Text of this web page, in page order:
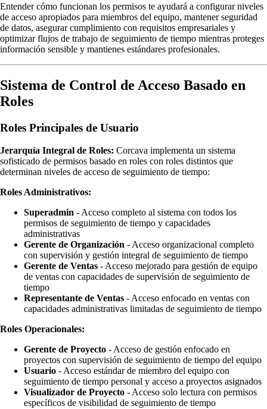
Entender cómo funcionan los permisos te ayudará a configurar niveles
de acceso apropiados para miembros del equipo, mantener seguridad
de datos, asegurar cumplimiento con requisitos empresariales y
optimizar flujos de trabajo de seguimiento de tiempo mientras proteges
información sensible y mantienes estándares profesionales.
Sistema de Control de Acceso Basado en
Roles
Roles Principales de Usuario
Jerarquía Integral de Roles: Corcava implementa un sistema
sofisticado de permisos basado en roles con roles distintos que
determinan niveles de acceso de seguimiento de tiempo:
Roles Administrativos:
Superadmin - Acceso completo al sistema con todos los
permisos de seguimiento de tiempo y capacidades
administrativas
Gerente de Organización - Acceso organizacional completo
con supervisión y gestión integral de seguimiento de tiempo
Gerente de Ventas - Acceso mejorado para gestión de equipo
de ventas con capacidades de supervisión de seguimiento de
tiempo
Representante de Ventas - Acceso enfocado en ventas con
capacidades administrativas limitadas de seguimiento de tiempo
Roles Operacionales:
Gerente de Proyecto - Acceso de gestión enfocado en
proyectos con supervisión de seguimiento de tiempo del equipo
Usuario - Acceso estándar de miembro del equipo con
seguimiento de tiempo personal y acceso a proyectos asignados
Visualizador de Proyecto - Acceso solo lectura con permisos
específicos de visibilidad de seguimiento de tiempo